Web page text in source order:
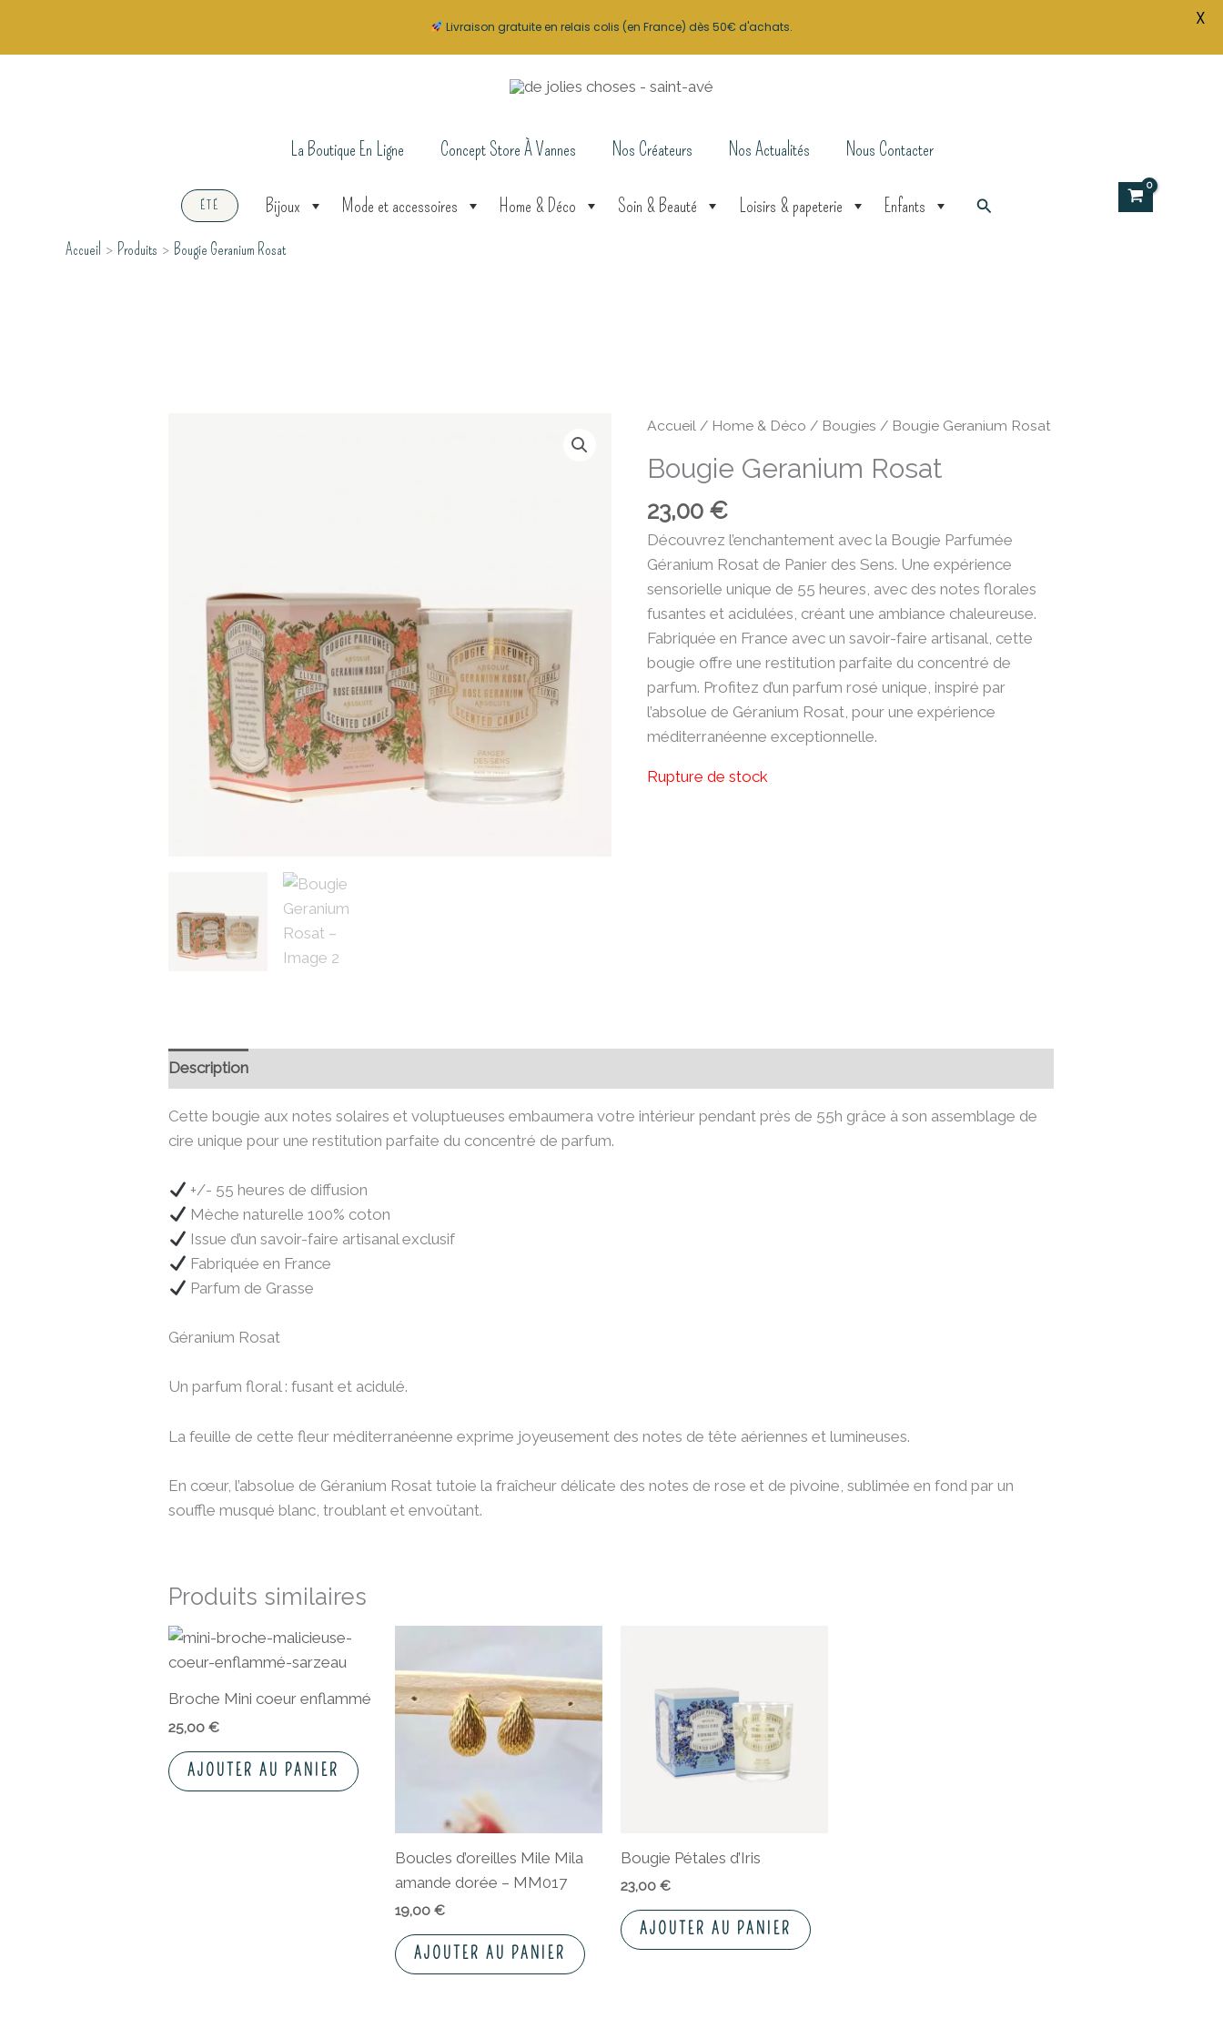
La Boutique En Ligne Concept Store À Vannes Nos Créateurs Nos Actualités Nous Contacter
ÉTÉ Bijoux Mode et accessoires Home & Déco Soin & Beauté Loisirs & papeterie Enfants Rechercher
Accueil Produits Bougie Geranium Rosat
Accueil/ Home & Déco / Bougies / Bougie Geranium Rosat
Bougie Geranium Rosat
23,00 €
Découvrez l’enchantement avec la Bougie Parfumée
Géranium Rosat de Panier des Sens. Une expérience
sensorielle unique de 55 heures, avec des notes florales
fusantes et acidulées, créant une ambiance chaleureuse.
Fabriquée en France avec un savoir-faire artisanal, cette
bougie offre une restitution parfaite du concentré de
parfum. Profitez d’un parfum rosé unique, inspiré par
l’absolue de Géranium Rosat, pour une expérience
méditerranéenne exceptionnelle.
Rupture de stock
Description
Cette bougie aux notes solaires et voluptueuses embaumera votre intérieur pendant près de 55h grâce à son assemblage de
cire unique pour une restitution parfaite du concentré de parfum.
+/- 55 heures de diffusion
Mèche naturelle 100% coton
Issue d’un savoir-faire artisanal exclusif
Fabriquée en France
Parfum de Grasse
Géranium Rosat
Un parfum floral : fusant et acidulé.
La feuille de cette fleur méditerranéenne exprime joyeusement des notes de tête aériennes et lumineuses.
En cœur, l’absolue de Géranium Rosat tutoie la fraîcheur délicate des notes de rose et de pivoine, sublimée en fond par un
souffle musqué blanc, troublant et envoûtant.
Produits similaires
Broche Mini coeur enflammé
25,00€
AJOUTER AU PANIER
Boucles d’oreilles Mile Mila
amande dorée – MM017
19,00 €
AJOUTER AU PANIER
Bougie Pétales d’Iris
23,00 €
AJOUTER AU PANIER
Livraison gratuite en relais colis (en France) dès 50€ d'achats. X